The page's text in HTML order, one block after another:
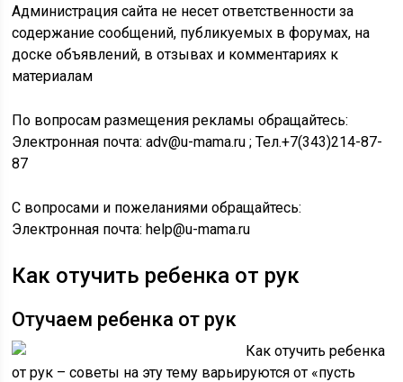
Администрация сайта не несет ответственности за
содержание сообщений, публикуемых в форумах, на
доске объявлений, в отзывах и комментариях к
материалам
По вопросам размещения рекламы обращайтесь:
Электронная почта: adv@u-mama.ru ; Тел.+7(343)214-87-
87
С вопросами и пожеланиями обращайтесь:
Электронная почта: help@u-mama.ru
Как отучить ребенка от рук
Отучаем ребенка от рук
Как отучить ребенка
от рук – советы на эту тему варьируются от «пусть